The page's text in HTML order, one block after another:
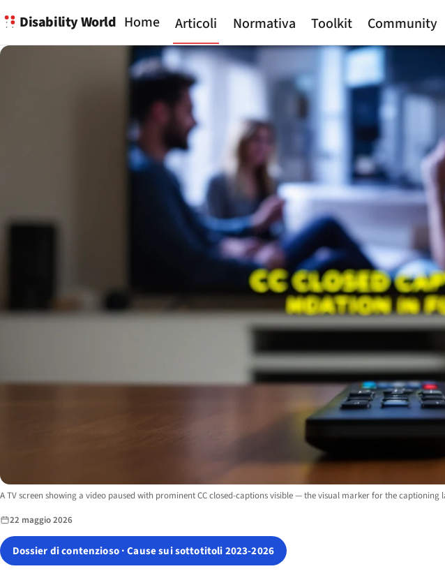
Disability World Home Articoli Normativa Toolkit Community
Image description:
A TV screen showing a video paused with prominent CC closed-captions visible — the visual marker for the captioning
22 maggio 2026
Dossier di contenzioso · Cause sui sottotitoli 2023-2026